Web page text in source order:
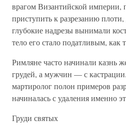
врагом Византийской империи,
приступить к разрезанию
глубокие надрезы вынимали
тело его стало податливым, как
Римляне часто начинали казнь
грудей, а мужчин — с
мартиролог полон примеров
начиналась с удаления именно
Груди святых